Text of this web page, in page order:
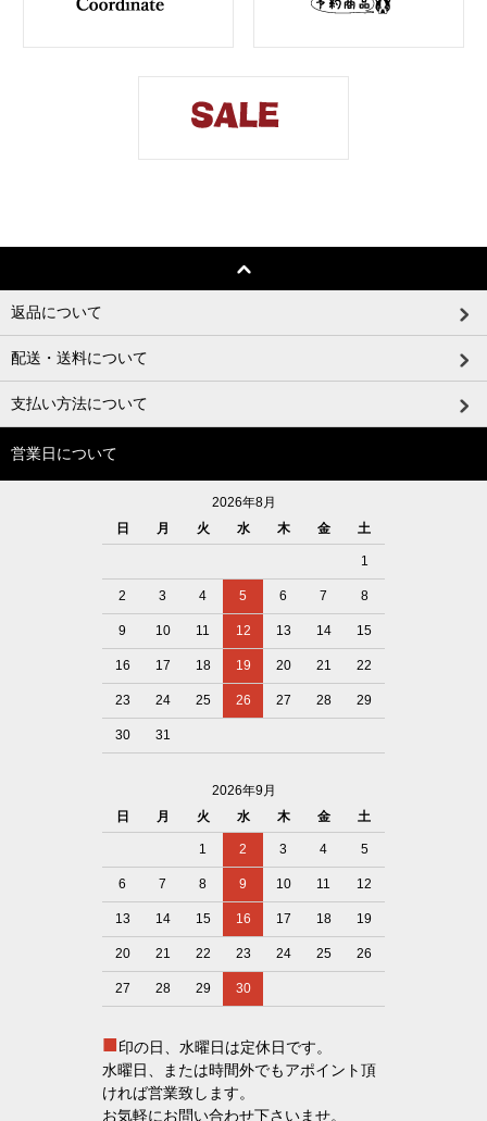
返品について
配送・送料について
支払い方法について
営業日について
2026年8月
日
月 火 水 木 金 土
1
2 3 4 5 6 7 8
9 10 11 12 13 14 15
16 17 18 19 20 21 22
23 24 25 26 27 28 29
30 31
2026年9月
日
月 火 水 木 金 土
1 2 3 4 5
6 7 8 9 10 11 12
13 14 15 16 17 18 19
20 21 22 23 24 25 26
27 28 29 30
■印の日、水曜日は定休日です。
水曜日、または時間外でもアポイント頂
ければ営業致します。
お気軽にお問い合わせ下さいませ。